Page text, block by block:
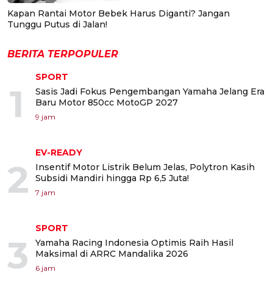
Kapan Rantai Motor Bebek Harus Diganti? Jangan
Tunggu Putus di Jalan!
BERITA TERPOPULER
1
SPORT
Sasis Jadi Fokus Pengembangan Yamaha Jelang Era
Baru Motor 850cc MotoGP 2027
9 jam
2
EV-READY
Insentif Motor Listrik Belum Jelas, Polytron Kasih
Subsidi Mandiri hingga Rp 6,5 Juta!
7 jam
3
SPORT
Yamaha Racing Indonesia Optimis Raih Hasil
Maksimal di ARRC Mandalika 2026
6 jam